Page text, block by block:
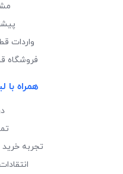
واردات
فروشگاه
همراه با
تجربه خرید